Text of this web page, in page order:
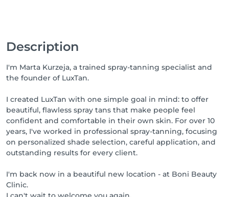
Description
I'm Marta Kurzeja, a trained spray-tanning specialist and
the founder of LuxTan.
I created LuxTan with one simple goal in mind: to offer
beautiful, flawless spray tans that make people feel
confident and comfortable in their own skin. For over 10
years, I've worked in professional spray-tanning, focusing
on personalized shade selection, careful application, and
outstanding results for every client.
I'm back now in a beautiful new location - at Boni Beauty
Clinic.